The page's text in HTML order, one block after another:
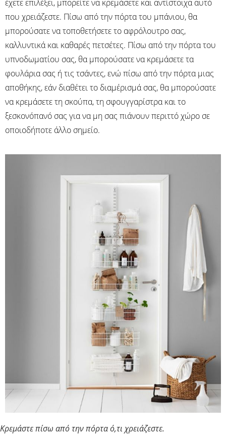
έχετε επιλέξει, μπορείτε να κρεμάσετε και αντίστοιχα αυτό
που χρειάζεστε. Πίσω από την πόρτα του μπάνιου, θα
μπορούσατε να τοποθετήσετε το αφρόλουτρο σας,
καλλυντικά και καθαρές πετσέτες. Πίσω από την πόρτα του
υπνοδωματίου σας, θα μπορούσατε να κρεμάσετε τα
φουλάρια σας ή τις τσάντες, ενώ πίσω από την πόρτα μιας
αποθήκης, εάν διαθέτει το διαμέρισμά σας, θα μπορούσατε
να κρεμάσετε τη σκούπα, τη σφουγγαρίστρα και το
ξεσκονόπανό σας για να μη σας πιάνουν περιττό χώρο σε
οποιοδήποτε άλλο σημείο.
Κρεμάστε πίσω από την πόρτα ό,τι χρειάζεστε.